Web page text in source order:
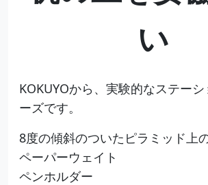
い
KOKUYOから、実験的なステーシ
ーズです。
8度の傾斜のついたピラミッド上
ペーパーウェイト
ペンホルダー